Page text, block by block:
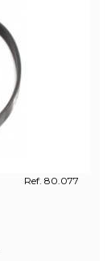
Ref. 80.077